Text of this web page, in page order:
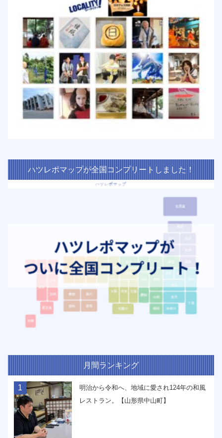
ハツレポマップが全国コンプリートしました！
月間ランキング
1
明治から令和へ、地域に愛され124年の和風
レストラン。【山形県中山町】